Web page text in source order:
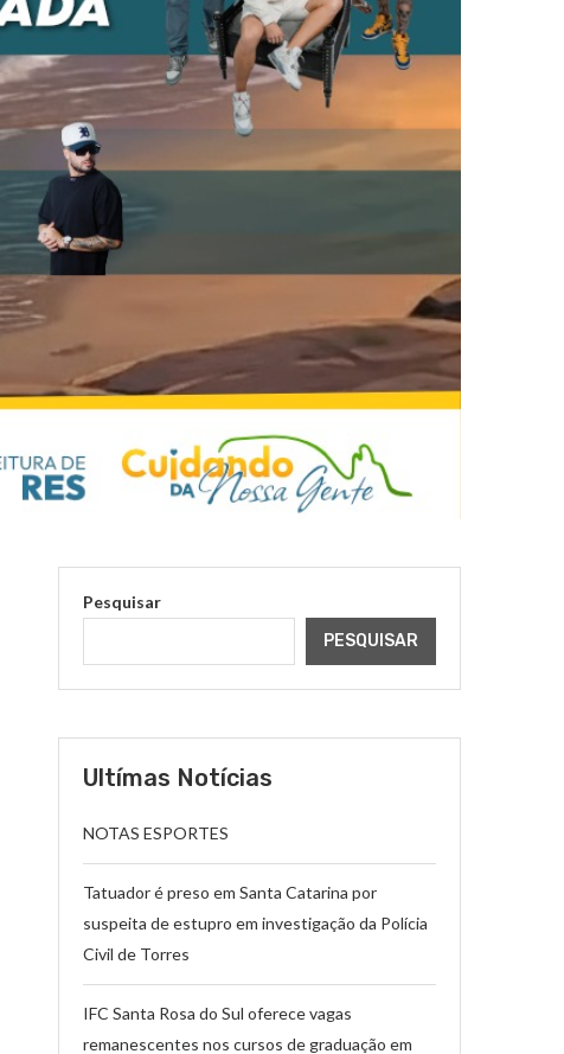
Pesquisar
PESQUISAR
Ultímas Notícias
NOTAS ESPORTES
Tatuador é preso em Santa Catarina por
suspeita de estupro em investigação da Polícia
Civil de Torres
IFC Santa Rosa do Sul oferece vagas
remanescentes nos cursos de graduação em